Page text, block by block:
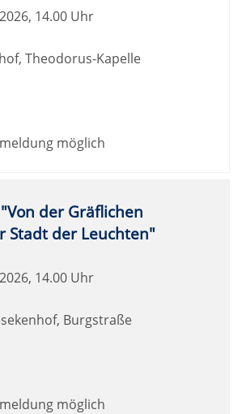
14.00 Uhr
Theodorus-Kapelle
möglich
der Gräflichen
Stadt der Leuchten"
14.00 Uhr
Burgstraße
möglich